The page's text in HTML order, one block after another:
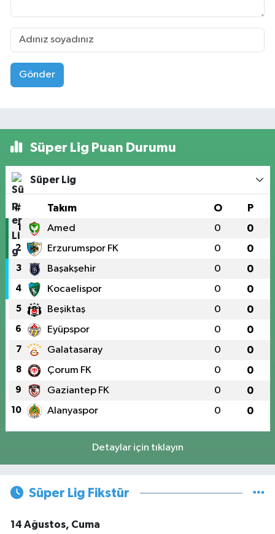
Gönder
Süper Lig Puan Durumu
Süper Lig
# Takım O P
1 Amed 0 0
2 Erzurumspor FK 0 0
3 Başakşehir 0 0
4 Kocaelispor 0 0
5 Beşiktaş 0 0
6 Eyüpspor 0 0
7 Galatasaray 0 0
8 Çorum FK 0 0
9 Gaziantep FK 0 0
10 Alanyaspor 0 0
Detaylar için tıklayın
Süper Lig Fikstür
14 Ağustos, Cuma